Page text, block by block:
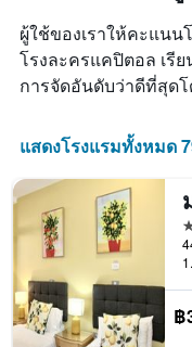
ผู้ใช้ของเราให้คะแน
โรงละครแคปิตอล เรี
การจัดอันดับว่าดีที่สุด
แสดงโรงแรมทั้งหมด
฿